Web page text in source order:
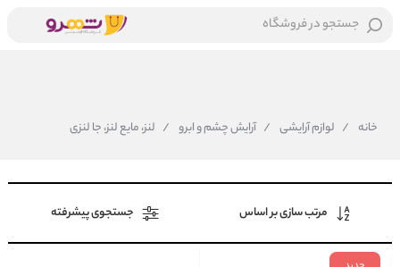
جستجو در فروشگاه
خانه / لوازم آرایشی / آرایش چشم و ابرو / لنز، مایع لنز، جا لنزی
مرتب سازی بر اساس جستجوی پیشرفته